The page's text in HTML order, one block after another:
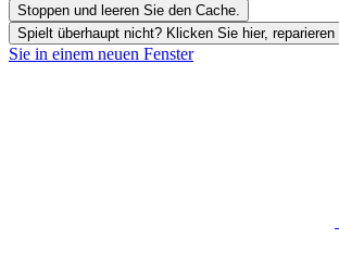
Stoppen und leeren Sie den Cache.
Spielt überhaupt nicht? Klicken Sie hier,
Sie in einem neuen Fenster